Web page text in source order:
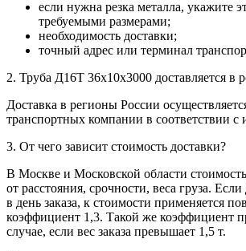
если нужна резка металла, укажите
требуемыми размерами;
необходимость доставки;
точный адрес или терминал
2. Труба Д16Т 36х10х3000 доставляется в
Доставка в регионы России
транспортных компании в соответствии с
3. От чего зависит стоимость доставки?
В Москве и Московской области
от расстояния, срочности, веса груза. Если
в день заказа, к стоимости применяется
коэффициент 1,3. Такой же коэффициент
случае, если вес заказа превышает 1,5 т.